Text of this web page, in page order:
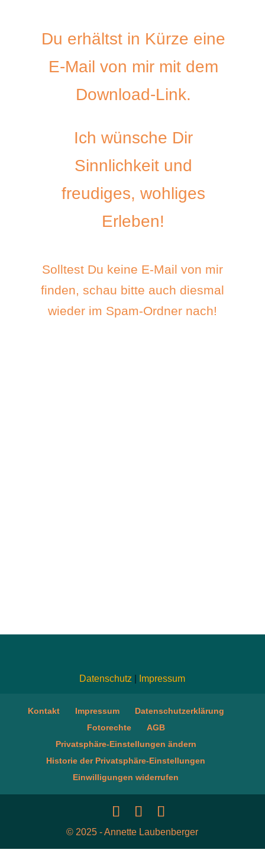
Du erhältst in Kürze eine
E-Mail von mir mit dem
Download-Link.
Ich wünsche Dir
Sinnlichkeit und
freudiges, wohliges
Erleben!
Solltest Du keine E-Mail von mir
finden, schau bitte auch diesmal
wieder im Spam-Ordner nach!
Datenschutz Impressum
Kontakt Impressum
Datenschutzerklärung
Fotorechte
AGB
Privatsphäre-Einstellungen ändern
Historie der Privatsphäre-Einstellungen
Einwilligungen widerrufen
© 2025 - Annette Laubenberger